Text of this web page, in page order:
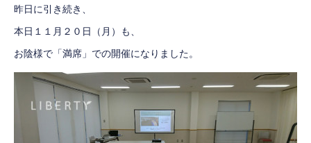
昨日に引き続き、
本日１１月２０日（月）も、
お陰様で「満席」での開催になりました。